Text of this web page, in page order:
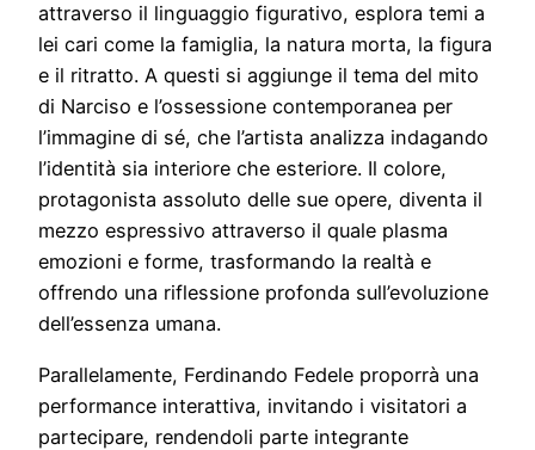
attraverso il linguaggio figurativo, esplora temi a
lei cari come la famiglia, la natura morta, la figura
e il ritratto. A questi si aggiunge il tema del mito
di Narciso e l’ossessione contemporanea per
l’immagine di sé, che l’artista analizza indagando
l’identità sia interiore che esteriore. Il colore,
protagonista assoluto delle sue opere, diventa il
mezzo espressivo attraverso il quale plasma
emozioni e forme, trasformando la realtà e
offrendo una riflessione profonda sull’evoluzione
dell’essenza umana.
Parallelamente, Ferdinando Fedele proporrà una
performance interattiva, invitando i visitatori a
partecipare, rendendoli parte integrante